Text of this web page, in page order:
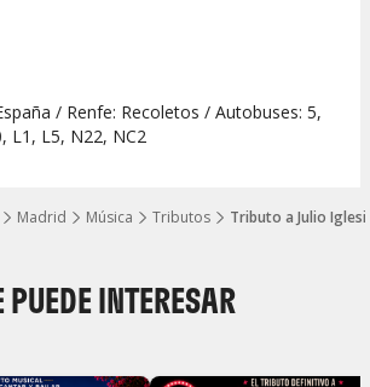
los niveles
Madrid Música Tributos Tributo a Julio
/ Renfe: Recoletos / Autobuses: 5,
L1, L5, N22, NC2
INTERESAR